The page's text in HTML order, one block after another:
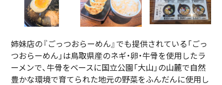
姉妹店の『ごっつおらーめん』でも提供されている「ごっ
つおらーめん」は鳥取県産のネギ・卵・牛骨を使用したラ
ーメンで、牛骨をベースに国立公園「大山」の山麓で自然
豊かな環境で育てられた地元の野菜をふんだんに使用し